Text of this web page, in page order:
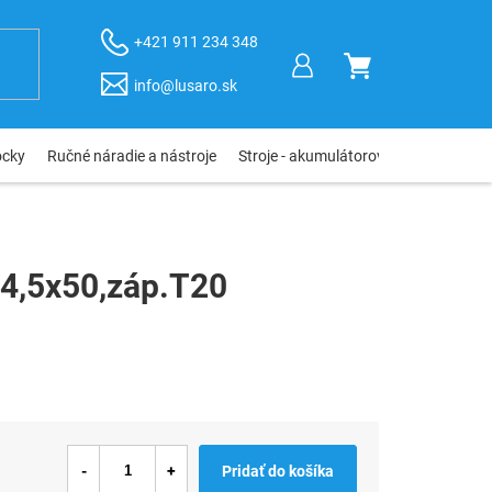
+421 911 234 348
info@lusaro.sk
NÁKUPNÝ
Ručné náradie a nástroje Stroje - akumulátorové, elektro,
Pridať do košíka